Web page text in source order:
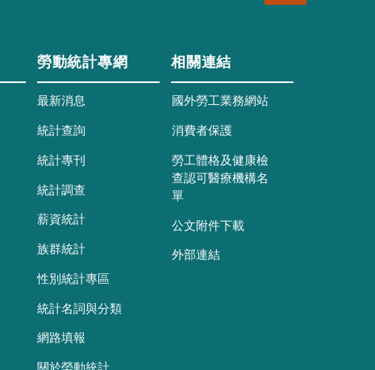
勞動統計專網
最新消息
統計查詢
統計專刊
統計調查
薪資統計
族群統計
性別統計專區
統計名詞與分類
網路填報
相關連結
國外勞工業務網站
消費者保護
勞工體格及健康檢
查認可醫療機構名
單
公文附件下載
外部連結